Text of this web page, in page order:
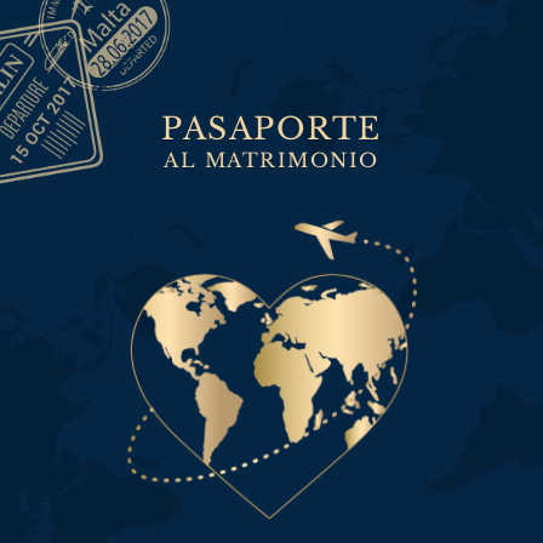
PASAPORTE
AL MATRIMONIO